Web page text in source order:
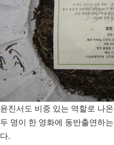
윤진서도 비중 있는 역할로 나
두 명이 한 영화에 동반출연하
다.